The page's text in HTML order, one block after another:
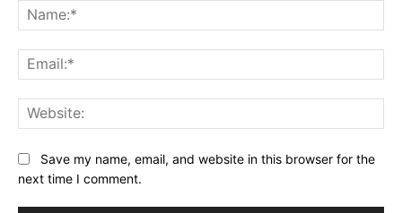
Save my name, email, and website in this browser for the
next time I comment.